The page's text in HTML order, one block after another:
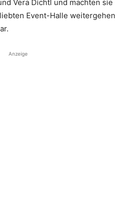
Vera Dichtl und machten sie
Event-Halle weitergehen
Anzeige